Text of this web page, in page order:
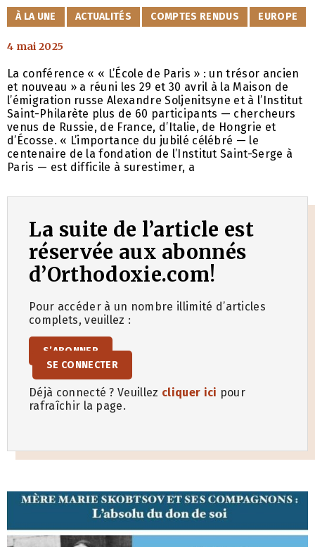
CATÉGORIES
À LA UNE ACTUALITÉS COMPTES RENDUS EUROPE
4 mai 2025
La conférence « « L’École de Paris » : un trésor ancien
et nouveau » a réuni les 29 et 30 avril à la Maison de
l’émigration russe Alexandre Soljenitsyne et à l’Institut
Saint-Philarète plus de 60 participants — chercheurs
venus de Russie, de France, d’Italie, de Hongrie et
d’Écosse. « L’importance du jubilé célébré — le
centenaire de la fondation de l’Institut Saint-Serge à
Paris — est difficile à surestimer, a
La suite de l’article est
réservée aux abonnés
d’Orthodoxie.com!
Pour accéder à un nombre illimité d’articles
complets, veuillez :
S’ABONNER
SE CONNECTER
Déjà connecté ? Veuillez cliquer ici pour
rafraîchir la page.